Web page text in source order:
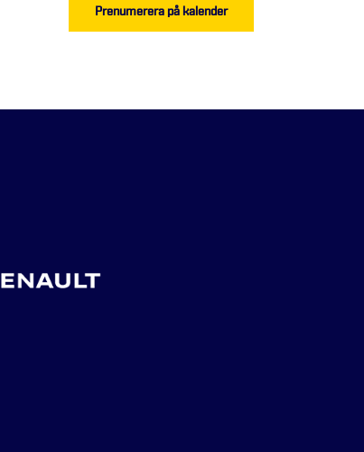
Prenumerera på kalender